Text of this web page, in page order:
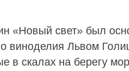
«Новый свет» был
виноделия Львом
в скалах на берегу